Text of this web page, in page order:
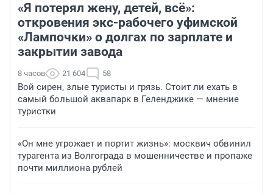
«Я потерял жену, детей, всё»:
откровения экс-рабочего уфимской
«Лампочки» о долгах по зарплате и
закрытии завода
8 часов 21 604 58
Вой сирен, злые туристы и грязь. Стоит ли ехать в
самый большой аквапарк в Геленджике — мнение
туристки
«Он мне угрожает и портит жизнь»: москвич обвинил
турагента из Волгограда в мошенничестве и пропаже
почти миллиона рублей